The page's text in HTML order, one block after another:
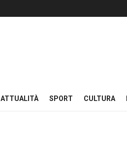
ATTUALITÀ SPORT CULTURA